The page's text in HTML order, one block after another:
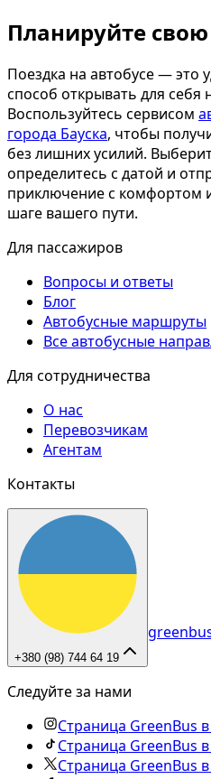
Планируйте
Поездка на автобусе — это
способ открывать для себя
Воспользуйтесь сервисом
города Бауска, чтобы
без лишних усилий.
определитесь с датой и
приключение с комфортом
шаге вашего пути.
Для пассажиров
Вопросы и ответы
Блог
Автобусные маршруты
Все автобусные
Для сотрудничества
О нас
Перевозчикам
Агентам
Контакты
+380 (98) 744 64 19
Следуйте за нами
Страница GreenBus
Страница GreenBus
Страница GreenBus